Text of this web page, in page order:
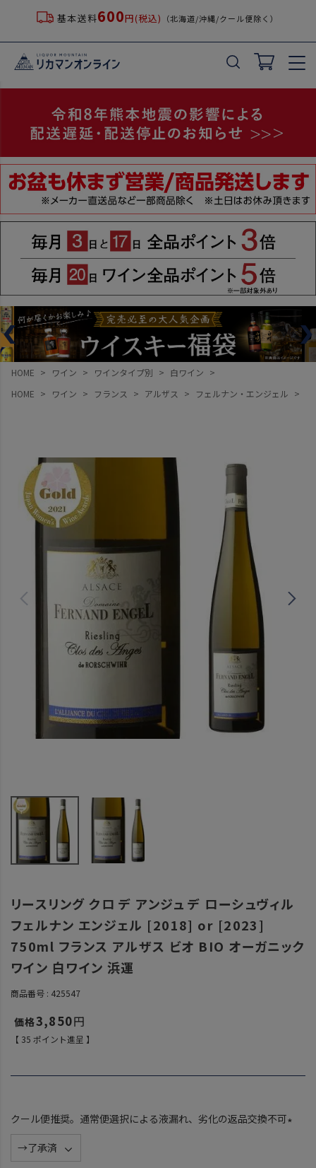
基本送料600円(税込) （北海道/沖縄/クール便除く）
HOME ワイン ワインタイプ別
白ワイン
HOME
ワイン フランス アルザス フェルナン・エンジェル
リースリング クロ デ アンジュ デ ローシュヴィル
フェルナン エンジェル [2018] or [2023]
750ml フランス アルザス ビオ BIO オーガニック
ワイン 白ワイン 浜運
商品番号 425547
3,850
【 35 ポイント進呈 】
クール便推奨。通常便選択による液漏れ、劣化の返品交換不可